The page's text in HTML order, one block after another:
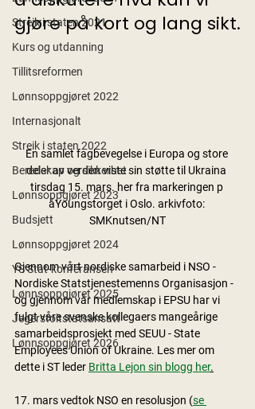
Streik i staten 2021
Kurs og utdanning
Tillitsreformen
Lønnsoppgjøret 2022
Internasjonalt
Streik i staten 2022
Beredskap og sikkerhet
Lønnsoppgjøret 2023
Budsjett
Lønnsoppgjøret 2024
YS Stat-konferansen
Lønnsoppgjøret 2025
Jegerstoltstatsansatt
Lønnsoppgjøret 2026
gjøre på kort og lang sikt.
En samlet fagbevegelse i Europa og store
deler av verden viste sin støtte til Ukraina
tirsdag 15. mars. her fra markeringen p
åYoungstorget i Oslo. arkivfoto:
SMKnutsen/NT
Gjennom vårt nordiske samarbeid i NSO -
Nordiske Statstjenestemenns Organisasjon -
og gjennom vår medlemskap i EPSU har vi
fulgt våre svenske kollegaers mangeårige
samarbeidsprosjekt med SEUU - State
Employees Union of Ukraine. Les mer om
dette i ST leder Britta Lejon sin blogg her.
17. mars vedtok NSO en resolusjon (se